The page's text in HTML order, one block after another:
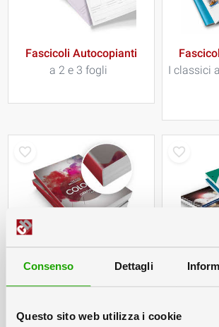
Consenso Dettagli
Questo sito web utilizza i cookie
Fascicoli Autocopianti
a 2 e 3 fogli
I classici
Fascicoli Brossurati